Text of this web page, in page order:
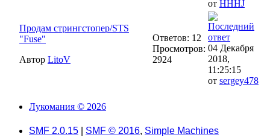
от HHHJ
Продам стрингстопер/STS
"Fuse"
Автор LitoV
Ответов: 12
Просмотров:
2924
04 Декабря
2018,
11:25:15
от sergey478
Лукомания © 2026
SMF 2.0.15 SMF © 2016, Simple Machines